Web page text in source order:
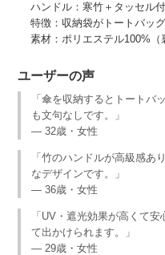
ハンドル：寒竹＋タッセル
特徴：収納袋がトートバッ
素材：ポリエステル100%（
ユーザーの声
「傘を収納するとトートバ
も文句なしです。」
— 32歳・女性
「竹のハンドルが高級感あ
なデザインです。」
— 36歳・女性
「UV・遮光効果が高くて
て出かけられます。」
— 29歳・女性